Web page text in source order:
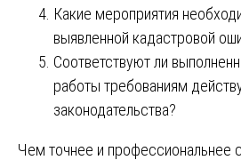
Какие мероприятия
выявленной кадастровой
Соответствуют ли
работы требованиям
законодательства?
Чем точнее и профессиональнее